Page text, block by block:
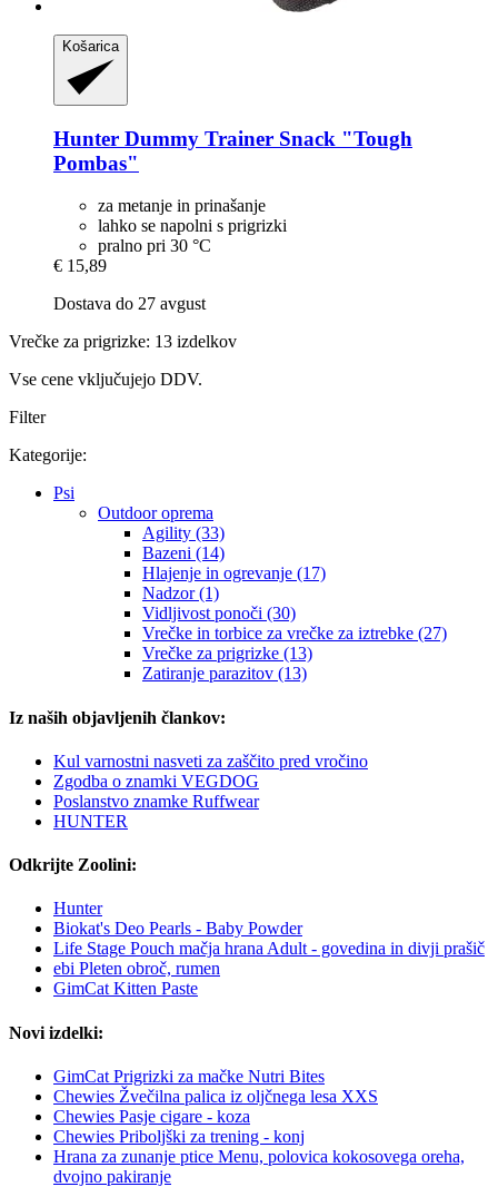
Košarica
Hunter Dummy Trainer Snack "Tough
Pombas"
za metanje in prinašanje
lahko se napolni s prigrizki
pralno pri 30 °C
€ 15,89
Dostava do 27 avgust
Vrečke za prigrizke: 13 izdelkov
Vse cene vključujejo DDV.
Filter
Kategorije:
Psi
Outdoor oprema
Agility (33)
Bazeni (14)
Hlajenje in ogrevanje (17)
Nadzor (1)
Vidljivost ponoči (30)
Vrečke in torbice za vrečke za iztrebke (27)
Vrečke za prigrizke (13)
Zatiranje parazitov (13)
Iz naših objavljenih člankov:
Kul varnostni nasveti za zaščito pred vročino
Zgodba o znamki VEGDOG
Poslanstvo znamke Ruffwear
HUNTER
Odkrijte Zoolini:
Hunter
Biokat's Deo Pearls - Baby Powder
Life Stage Pouch mačja hrana Adult - govedina in divji prašič
ebi Pleten obroč, rumen
GimCat Kitten Paste
Novi izdelki:
GimCat Prigrizki za mačke Nutri Bites
Chewies Žvečilna palica iz oljčnega lesa XXS
Chewies Pasje cigare - koza
Chewies Priboljški za trening - konj
Hrana za zunanje ptice Menu, polovica kokosovega oreha,
dvojno pakiranje